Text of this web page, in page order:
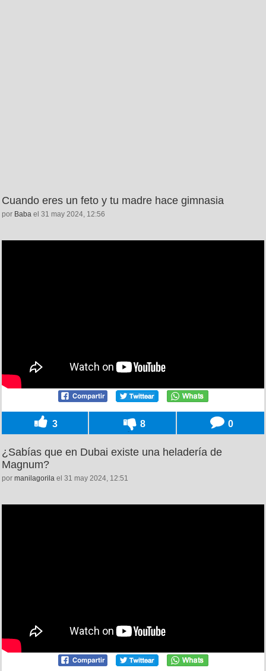
Cuando eres un feto y tu madre hace gimnasia
por Baba el 31 may 2024, 12:56
3 8 0
¿Sabías que en Dubai existe una heladería de
Magnum?
por manilagorila el 31 may 2024, 12:51